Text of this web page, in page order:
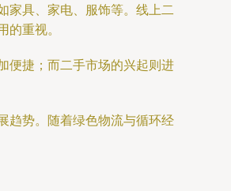
家具、家电、服饰等。线上二
的重视。
便捷；而二手市场的兴起则进
趋势。随着绿色物流与循环经